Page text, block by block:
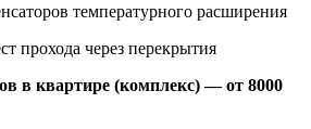
температурного расширения
прохода через перекрытия
в квартире (комплекс) — от 8000